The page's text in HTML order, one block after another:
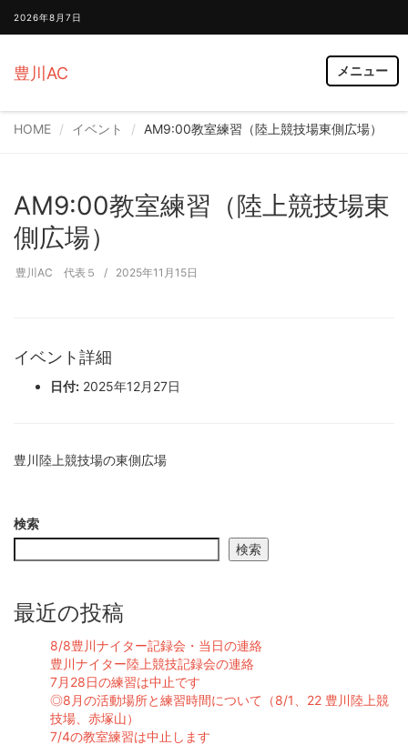
2026年8月7日
豊川AC メニュー
HOME イベント AM9:00教室練習（陸上競技場東側広場）
AM9:00教室練習（陸上競技場東
側広場）
豊川AC 代表５ 2025年11月15日
イベント詳細
日付: 2025年12月27日
豊川陸上競技場の東側広場
検索
検索
最近の投稿
8/8豊川ナイター記録会・当日の連絡
豊川ナイター陸上競技記録会の連絡
7月28日の練習は中止です
◎8月の活動場所と練習時間について（8/1、22 豊川陸上競
技場、赤塚山）
7/4の教室練習は中止します